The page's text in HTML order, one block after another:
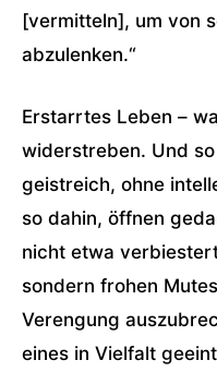
[vermitteln], um von
abzulenken.“
Erstarrtes Leben –
widerstreben. Und
geistreich, ohne
so dahin, öffnen
nicht etwa
sondern frohen
Verengung
eines in Vielfalt